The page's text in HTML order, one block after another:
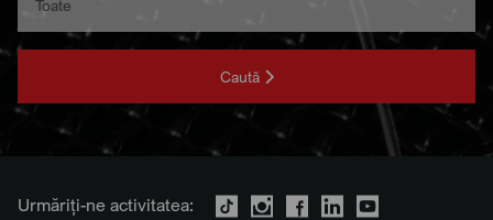
Caută
Urmăriți-ne activitatea: